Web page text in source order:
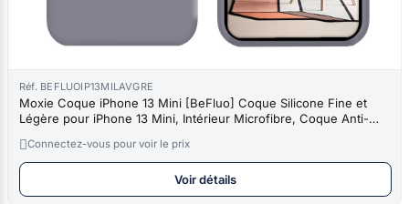
Réf. BEFLUOIP13MILAVGRE
Moxie Coque iPhone 13 Mini [BeFluo] Coque Silicone Fine et
Légère pour iPhone 13 Mini, Intérieur Microfibre, Coque Anti-
Connectez-vous pour voir le prix
Voir détails